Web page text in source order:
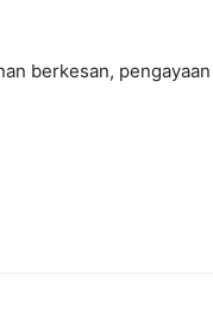
berkesan,